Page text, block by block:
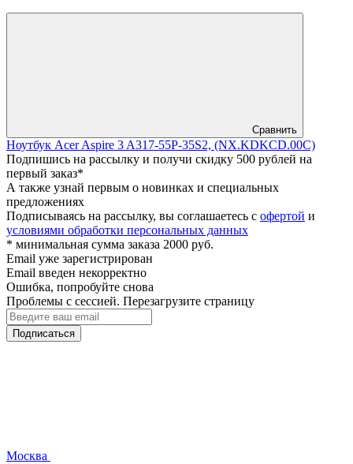
Сравнить
Ноутбук Acer Aspire 3 A317-55P-35S2, (NX.KDKCD.00C)
Подпишись на рассылку и получи скидку 500 рублей на
первый заказ*
А также узнай первым о новинках и специальных
предложениях
Подписываясь на рассылку, вы соглашаетесь с офертой и
условиями обработки персональных данных
* минимальная сумма заказа 2000 руб.
Email уже зарегистрирован
Email введен некорректно
Ошибка, попробуйте снова
Проблемы с сессией. Перезагрузите страницу
Подписаться
Москва